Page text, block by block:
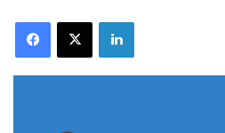
FacebookX Linkedin